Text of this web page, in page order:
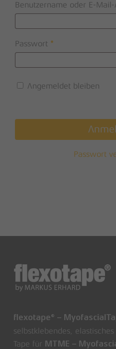
Benutzername oder E-Mail-
Passwort *Erforderlich
Angemeldet bleiben
Passwort
flexotape® –
selbstklebendes,
Tape für
MTME –